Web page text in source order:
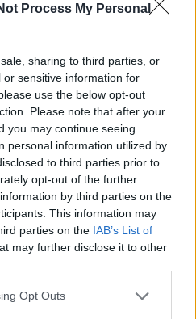
Process My Personal
sharing to third parties, or
sensitive information for
use the below opt-out
Please note that after your
you may continue seeing
personal information utilized by
to third parties prior to
opt-out of the further
by third parties on the
This information may
parties on the IAB’s List of
may further disclose it to other
Opt Outs
till skada här, den var bara
för en bild innan vi stoppade